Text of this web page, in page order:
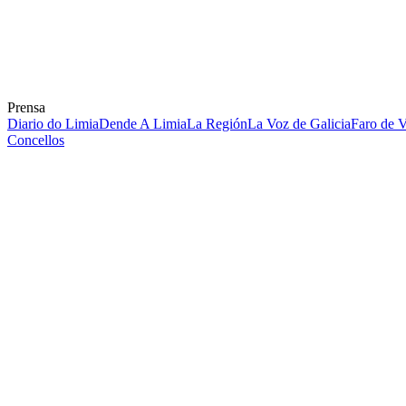
Prensa
Diario do LimiaDende A LimiaLa RegiónLa Voz de GaliciaFaro de
Concellos